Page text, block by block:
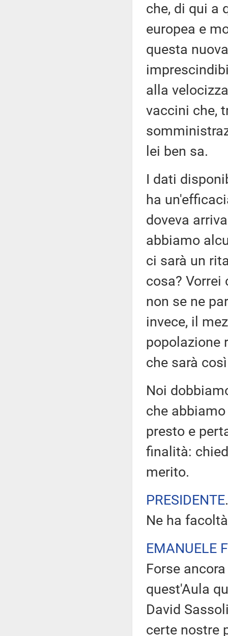
che, di qui a
europea e
questa
alla
vaccini che,
lei ben sa.
I dati
ha
doveva
abbiamo
ci sarà un
cosa? Vorrei
non se ne
invece, il
popolazione
che sarà
Noi
che
presto e
finalità:
merito.
PRESIDENTE
Ne ha
EMANUELE
Forse
quest'Aula
David
certe nostre